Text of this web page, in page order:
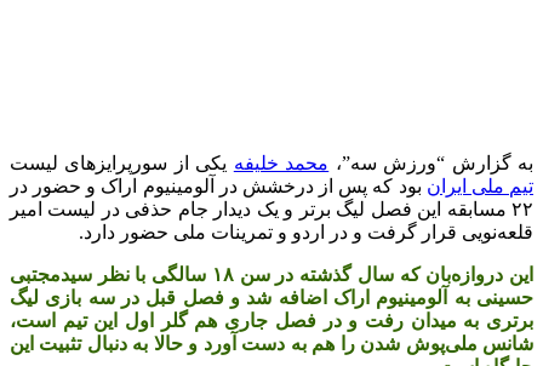
به گزارش “ورزش سه”، محمد خلیفه یکی از سورپرایزهای لیست
تیم ملی ایران بود که پس از درخشش در آلومینیوم اراک و حضور در
۲۲ مسابقه این فصل لیگ برتر و یک دیدار جام حذفی در لیست امیر
قلعه‌نویی قرار گرفت و در اردو و تمرینات ملی حضور دارد.
این دروازه‌بان که سال گذشته در سن ۱۸ سالگی با نظر سیدمجتبی
حسینی به آلومینیوم اراک اضافه شد و فصل قبل در سه بازی لیگ
برتری به میدان رفت و در فصل جاری هم گلر اول این تیم است،
شانس ملی‌پوش شدن را هم به دست آورد و حالا به دنبال تثبیت این